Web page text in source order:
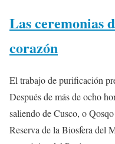
Las ceremonias
corazón
El trabajo de purificación
Después de más de ocho
saliendo de Cusco, o
Reserva de la Biosfera del